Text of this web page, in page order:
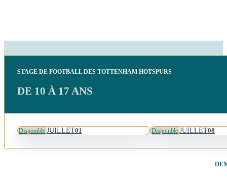
STAGE DE FOOTBALL DES TOTTENHAM HOTSPURS
DE 10 À 17 ANS
Disponible JUILLET01 Disponible JUILLET08